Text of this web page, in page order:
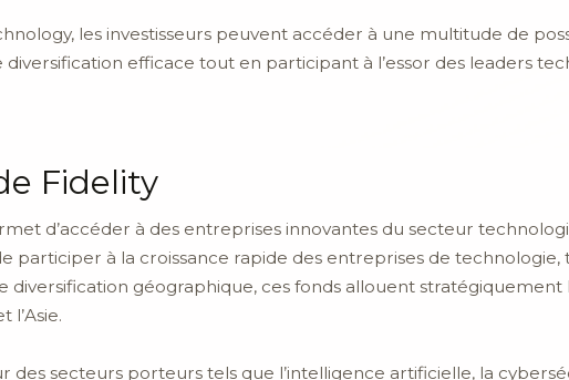
les investisseurs peuvent accéder à une multitude de
efficace tout en participant à l’essor des leaders
Fidelity
d’accéder à des entreprises innovantes du secteur
participer à la croissance rapide des entreprises de technologie,
diversification géographique, ces fonds allouent stratégiquement
l’Asie.
des secteurs porteurs tels que l’intelligence artificielle, la